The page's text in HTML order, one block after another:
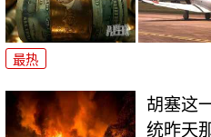
最热
胡塞这
统昨天